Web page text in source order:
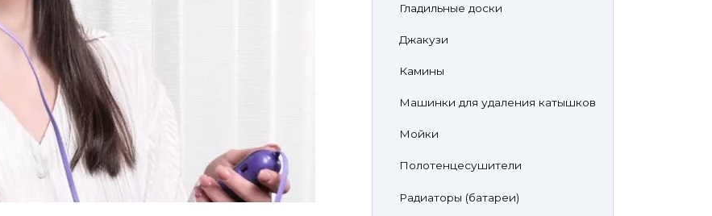
Гладильные доски
Джакузи
Камины
Машинки для удаления катышков
Мойки
Полотенцесушители
Радиаторы (батареи)